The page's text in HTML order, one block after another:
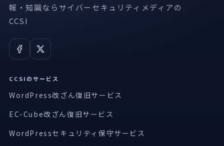
報・知識ならサイバーセキュリティメディアの
CCSI
CCSIのサービス
WordPress改ざん復旧サービス
EC-Cube改ざん復旧サービス
WordPressセキュリティ保守サービス